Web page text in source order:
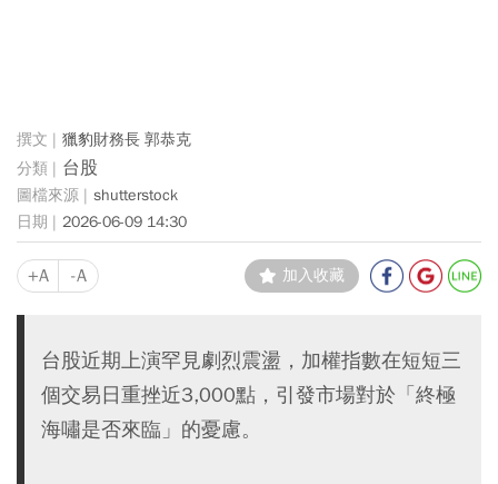
獵豹財務長 郭恭克
台股
shutterstock
2026-06-09 14:30
+A -A 加入收藏
台股近期上演罕見劇烈震盪，加權指數在短短三
個交易日重挫近3,000點，引發市場對於「終極
海嘯是否來臨」的憂慮。